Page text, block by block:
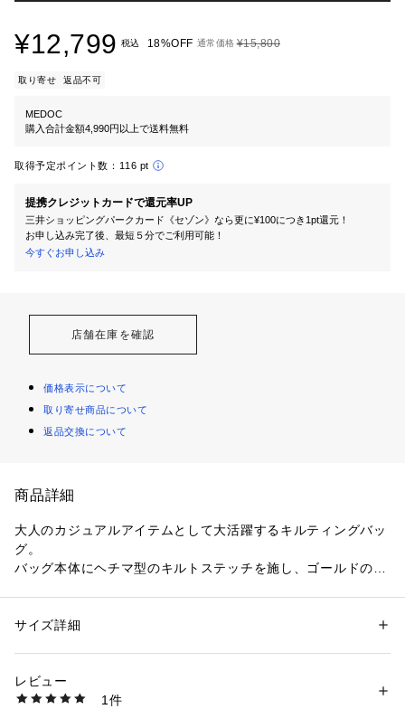
¥12,799 税込 18%OFF 通常価格 ¥15,800
取り寄せ 返品不可
MEDOC
購入合計金額4,990円以上で送料無料
取得予定ポイント数： 116 pt
提携クレジットカードで還元率UP
三井ショッピングパークカード《セゾン》なら更に¥100につき1pt還元！
お申し込み完了後、最短５分でご利用可能！
今すぐお申し込み
店舗在庫を確認
価格表示について
取り寄せ商品について
返品交換について
商品詳細
大人のカジュアルアイテムとして大活躍するキルティングバッ
グ。
バッグ本体にヘチマ型のキルトステッチを施し、ゴールドの装
また、チャームのミニバッグはバッグonバッグでアイコニック
学にもぴったりのアイテムです。
性別：レディース
素材：素材 | 表地：ポリエステル
   裏地：ポリエステル
中敷き | なし
サイズ詳細
レビュー
1件